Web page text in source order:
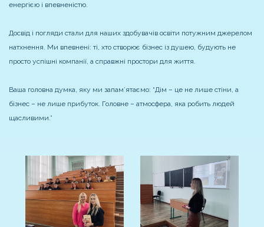
енергією і впевненістю.
Досвід і погляди стали для наших здобувачів освіти потужним джерелом
натхнення. Ми впевнені: ті, хто створює бізнес із душею, будують не
просто успішні компанії, а справжні простори для життя.
Ваша головна думка, яку ми запам’ятаємо: “Дім – це не лише стіни, а
бізнес – не лише прибуток. Головне – атмосфера, яка робить людей
щасливими.”